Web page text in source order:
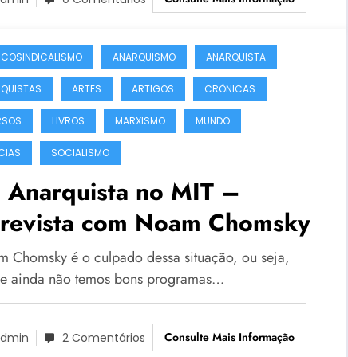
ANARQUISMO ANARQUISTA
ARTES ARTIGOS CRÔNICAS
LIVROS MARXISMO MUNDO
SOCIALISMO
Anarquista no MIT –
com Noam Chomsky
Chomsky é o culpado dessa situação, ou seja,
ainda não temos bons programas…
2 Comentários Consulte Mais Informação